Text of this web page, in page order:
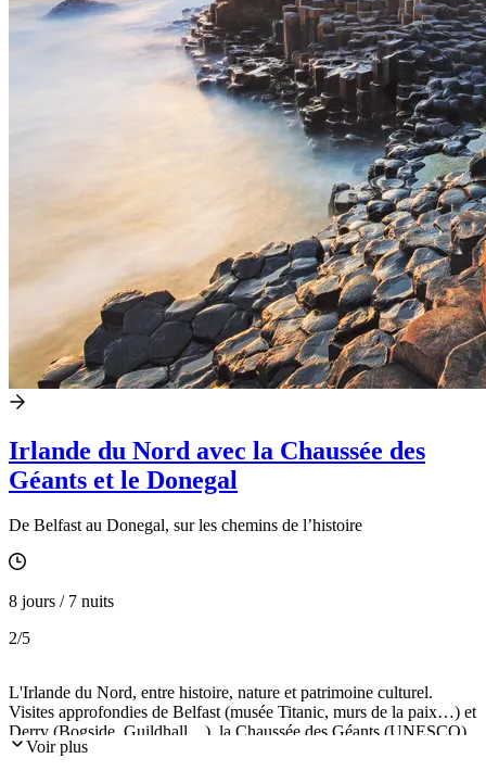
Irlande du Nord avec la Chaussée des
Géants et le Donegal
De Belfast au Donegal, sur les chemins de l’histoire
8 jours / 7 nuits
2/5
L'Irlande du Nord, entre histoire, nature et patrimoine culturel.
Visites approfondies de Belfast (musée Titanic, murs de la paix…) et
Derry (Bogside, Guildhall…), la Chaussée des Géants (UNESCO),
et le parc national de Glenveagh dans le Donegal. Mais aussi
Voir plus